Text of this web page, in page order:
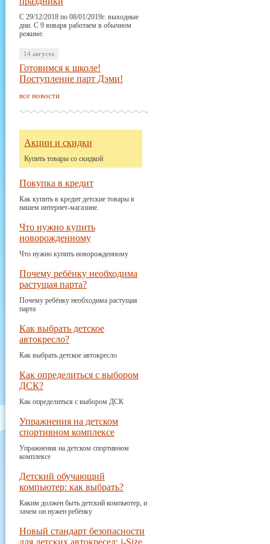
С 29/12/2018 по 08/01/2019г. выходные
дни. С 9 января работаем в обычном
режиме.
14 августа
Готовимся к школе!
Поступление парт Дэми!
все новости
Акции и скидки
Купить товары со скидкой
Покупка в кредит
Как купить в кредит детские товары в
нашем интернет-магазине.
Что нужно купить
новорожденному
Что нужно купить новорожденному
Почему ребёнку необходима
растущая парта?
Почему ребёнку необходима растущая
парта
Как выбрать детское
автокресло?
Как выбрать детское автокресло
Как определиться с выбором
ДСК?
Как определиться с выбором ДСК
Упражнения на детском
спортивном комплексе
Упражнения на детском спортивном
комплексе
Детский обучающий
компьютер: как выбрать?
Каким должен быть детский компьютер, и
зачем он нужен ребёнку
Новый стандарт безопасности
для детских автокресел: i-Size.